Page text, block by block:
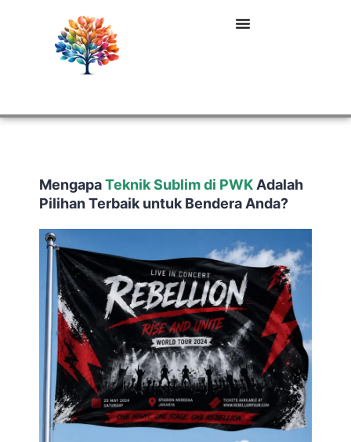
MengapaTeknik Sublim di PWK Adalah
Pilihan Terbaik untuk Bendera Anda?